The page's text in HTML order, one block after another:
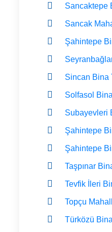
Sancaktepe
Sancak
Şahintepe
Sincan Bina
Solfasol
Subayevleri
Şahintepe
Şahintepe
Taşpınar
Tevfik İleri
Topçu
Türközü